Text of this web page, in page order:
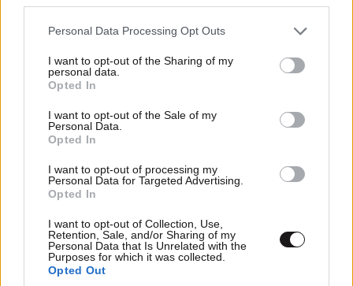
Please note that this website/app uses one or more Google
not limited to your visit or usage behaviour. You may click to
grant or deny consent to Google and its third-party tags to
use your data for below specified purposes in below Google
consent section.
Personal Data Processing Opt Outs
I want to opt-out of the Sharing of my
personal data.
Opted In
I want to opt-out of the Sale of my
Personal Data.
Opted In
I want to opt-out of processing my
Personal Data for Targeted Advertising.
Opted In
I want to opt-out of Collection, Use,
Retention, Sale, and/or Sharing of my
Personal Data that Is Unrelated with the
Purposes for which it was collected.
Opted Out